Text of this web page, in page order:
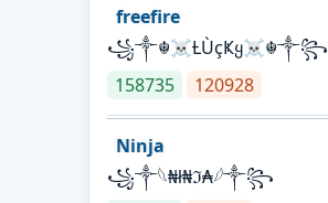
freefire
꧁༒☬☠Ƚ︎ÙçҜყ☠︎☬༒꧂
158735
120928
Ninja
꧁⁣༒𓆩₦ł₦ℑ₳𓆪༒꧂